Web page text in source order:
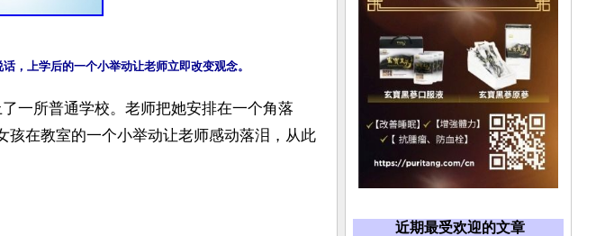
一所普通学校。老师把她安排在一个角落
孩在教室的一个小举动让老师感动落泪，从此
近期最受欢迎的文章